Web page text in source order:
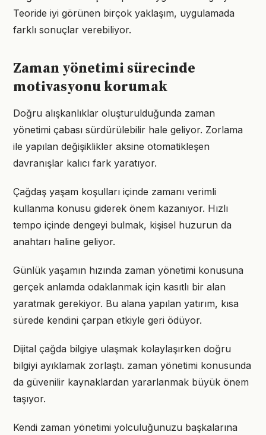
Teoride iyi görünen birçok yaklaşım, uygulamada
farklı sonuçlar verebiliyor.
Zaman yönetimi sürecinde
motivasyonu korumak
Doğru alışkanlıklar oluşturulduğunda zaman
yönetimi çabası sürdürülebilir hale geliyor. Zorlama
ile yapılan değişiklikler aksine otomatikleşen
davranışlar kalıcı fark yaratıyor.
Çağdaş yaşam koşulları içinde zamanı verimli
kullanma konusu giderek önem kazanıyor. Hızlı
tempo içinde dengeyi bulmak, kişisel huzurun da
anahtarı haline geliyor.
Günlük yaşamın hızında zaman yönetimi konusuna
gerçek anlamda odaklanmak için kasıtlı bir alan
yaratmak gerekiyor. Bu alana yapılan yatırım, kısa
sürede kendini çarpan etkiyle geri ödüyor.
Dijital çağda bilgiye ulaşmak kolaylaşırken doğru
bilgiyi ayıklamak zorlaştı. zaman yönetimi konusunda
da güvenilir kaynaklardan yararlanmak büyük önem
taşıyor.
Kendi zaman yönetimi yolculuğunuzu başkalarına